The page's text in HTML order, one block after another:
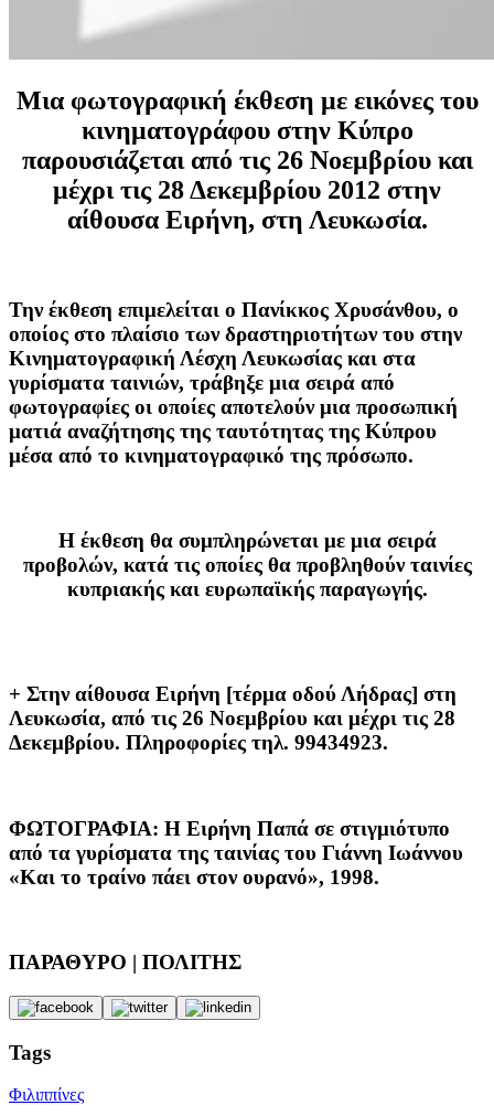
Μια φωτογραφική έκθεση με εικόνες του
κινηματογράφου στην Κύπρο
παρουσιάζεται από τις 26 Νοεμβρίου και
μέχρι τις 28 Δεκεμβρίου 2012 στην
αίθουσα Ειρήνη, στη Λευκωσία.
Την έκθεση επιμελείται ο Πανίκκος Χρυσάνθου, ο
οποίος στο πλαίσιο των δραστηριοτήτων του στην
Κινηματογραφική Λέσχη Λευκωσίας και στα
γυρίσματα ταινιών, τράβηξε μια σειρά από
φωτογραφίες οι οποίες αποτελούν μια προσωπική
ματιά αναζήτησης της ταυτότητας της Κύπρου
μέσα από το κινηματογραφικό της πρόσωπο.
Η έκθεση θα συμπληρώνεται με μια σειρά
προβολών, κατά τις οποίες θα προβληθούν ταινίες
κυπριακής και ευρωπαϊκής παραγωγής.
+ Στην αίθουσα Ειρήνη [τέρμα οδού Λήδρας] στη
Λευκωσία, από τις 26 Νοεμβρίου και μέχρι τις 28
Δεκεμβρίου. Πληροφορίες τηλ. 99434923.
ΦΩΤΟΓΡΑΦΙΑ: Η Ειρήνη Παπά σε στιγμιότυπο
από τα γυρίσματα της ταινίας του Γιάννη Ιωάννου
«Και το τραίνο πάει στον ουρανό», 1998.
ΠΑΡΑΘΥΡΟ | ΠΟΛΙΤΗΣ
Tags
Φιλιππίνες